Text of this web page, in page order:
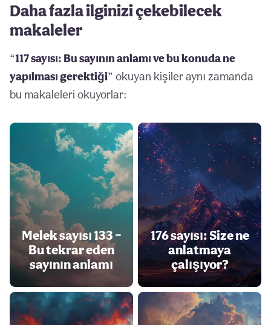
Daha fazla ilginizi çekebilecek
makaleler
“117 sayısı: Bu sayının anlamı ve bu konuda ne
yapılması gerektiği” okuyan kişiler aynı zamanda
bu makaleleri okuyorlar:
Melek sayısı 133 –
Bu tekrar eden
sayının anlamı
176 sayısı: Size ne
anlatmaya
çalışıyor?